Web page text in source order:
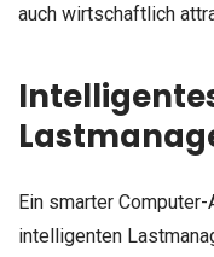
auch wirtschaftlich
Ein smarter
intelligenten